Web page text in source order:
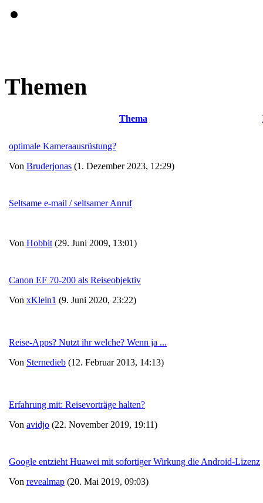
Themen
Thema
optimale Kameraausrüstung?
Von Bruderjonas (1. Dezember 2023, 12:29)
Seltsame e-mail / seltsamer Anruf
Von Hobbit (29. Juni 2009, 13:01)
Canon EF 70-200 als Reiseobjektiv
Von xKlein1 (9. Juni 2020, 23:22)
Reise-Apps? Nutzt ihr welche? Wenn ja ...
Von Sternedieb (12. Februar 2013, 14:13)
Erfahrung mit: Reisevorträge halten?
Von avidjo (22. November 2019, 19:11)
Google entzieht Huawei mit sofortiger Wirkung die Android-Lizenz
Von revealmap (20. Mai 2019, 09:03)